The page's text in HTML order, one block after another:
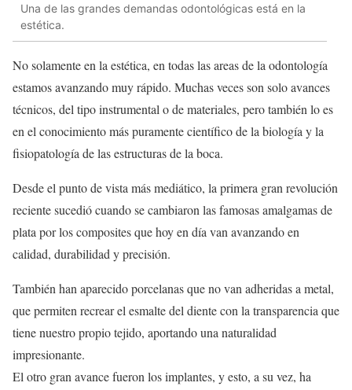
Una de las grandes demandas odontológicas está en la
estética.
No solamente en la estética, en todas las areas de la odontología
estamos avanzando muy rápido. Muchas veces son solo avances
técnicos, del tipo instrumental o de materiales, pero también lo es
en el conocimiento más puramente científico de la biología y la
fisiopatología de las estructuras de la boca.
Desde el punto de vista más mediático, la primera gran revolución
reciente sucedió cuando se cambiaron las famosas amalgamas de
plata por los composites que hoy en día van avanzando en
calidad, durabilidad y precisión.
También han aparecido porcelanas que no van adheridas a metal,
que permiten recrear el esmalte del diente con la transparencia que
tiene nuestro propio tejido, aportando una naturalidad
impresionante.
El otro gran avance fueron los implantes, y esto, a su vez, ha